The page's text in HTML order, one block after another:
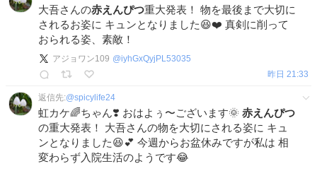
大吾さんの赤えんぴつ重大発表！ 物を最後まで大切に
されるお姿に キュンとなりました😆❤️ 真剣に削って
おられる姿、素敵！
アジョワン109 @iyhGxQyjPL53035
昨日 21:33
返信先:@spicylife24
虹カケ🌈ちゃん❣️ おはよぅ〜ございます🌞 赤えんぴつ
の重大発表！ 大吾さんの物を大切にされる姿に キュ
ンとなりました😆💕 今週からお盆休みですが私は 相
変わらず入院生活のようです😂